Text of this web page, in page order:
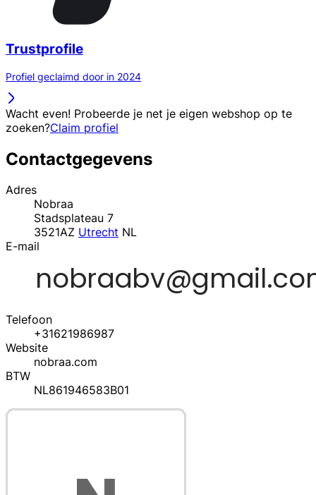
Trustprofile
Profiel geclaimd door in 2024
Wacht even! Probeerde je net je eigen webshop op te
zoeken?Claim profiel
Contactgegevens
Adres
Nobraa
Stadsplateau 7
3521AZ Utrecht NL
E-mail
Telefoon
+31621986987
Website
nobraa.com
BTW
NL861946583B01